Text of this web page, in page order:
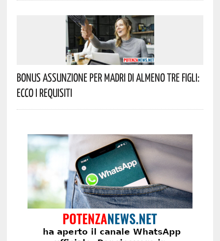
Bonus Assunzione Per Madri Di Almeno Tre Figli:
Ecco I Requisiti